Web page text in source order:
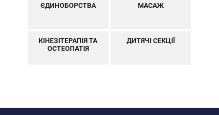
ЄДИНОБОРСТВА МАСАЖ
КІНЕЗІТЕРАПІЯ ТА
ОСТЕОПАТІЯ
ДИТЯЧІ СЕКЦІЇ